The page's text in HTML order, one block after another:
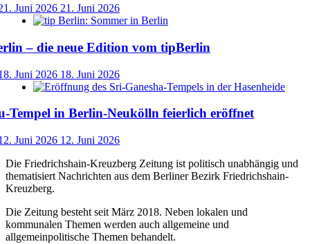
Juni 2026 21. Juni 2026
– die neue Edition vom tipBerlin
Juni 2026 18. Juni 2026
Tempel in Berlin-Neukölln feierlich eröffnet
Juni 2026 12. Juni 2026
Die Friedrichshain-Kreuzberg Zeitung ist politisch unabhängig und
thematisiert Nachrichten aus dem Berliner Bezirk Friedrichshain-
Kreuzberg.
Die Zeitung besteht seit März 2018. Neben lokalen und
kommunalen Themen werden auch allgemeine und
allgemeinpolitische Themen behandelt.